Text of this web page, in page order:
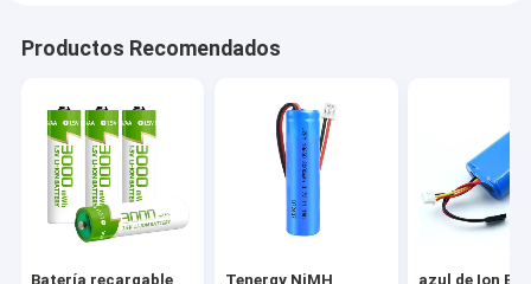
Productos Recomendados
Batería recargable Tenergy NiMH azul de Ion